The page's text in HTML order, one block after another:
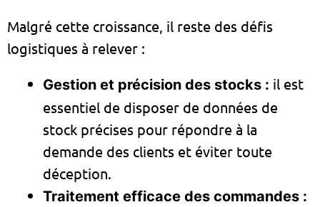
Malgré cette croissance, il reste des défis
logistiques à relever :
Gestion et précision des stocks : il est
essentiel de disposer de données de
stock précises pour répondre à la
demande des clients et éviter toute
déception.
Traitement efficace des commandes :